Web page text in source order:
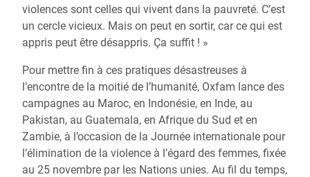
violences sont celles qui vivent dans la pauvreté. C’est
un cercle vicieux. Mais on peut en sortir, car ce qui est
appris peut être désappris. Ça suffit ! »
Pour mettre fin à ces pratiques désastreuses à
l’encontre de la moitié de l’humanité, Oxfam lance des
campagnes au Maroc, en Indonésie, en Inde, au
Pakistan, au Guatemala, en Afrique du Sud et en
Zambie, à l’occasion de la Journée internationale pour
l’élimination de la violence à l’égard des femmes, fixée
au 25 novembre par les Nations unies. Au fil du temps,